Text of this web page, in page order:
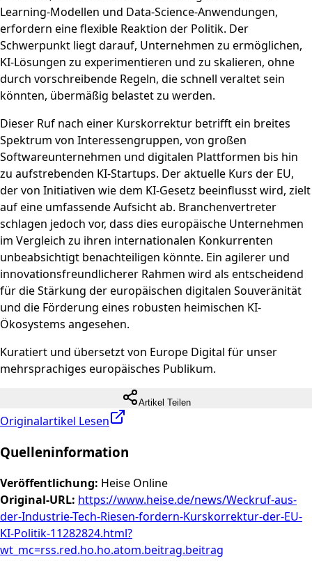
Learning-Modellen und Data-Science-Anwendungen,
erfordern eine flexible Reaktion der Politik. Der
Schwerpunkt liegt darauf, Unternehmen zu ermöglichen,
KI-Lösungen zu experimentieren und zu skalieren, ohne
durch vorschreibende Regeln, die schnell veraltet sein
könnten, übermäßig belastet zu werden.
Dieser Ruf nach einer Kurskorrektur betrifft ein breites
Spektrum von Interessengruppen, von großen
Softwareunternehmen und digitalen Plattformen bis hin
zu aufstrebenden KI-Startups. Der aktuelle Kurs der EU,
der von Initiativen wie dem KI-Gesetz beeinflusst wird, zielt
auf eine umfassende Aufsicht ab. Branchenvertreter
schlagen jedoch vor, dass dies europäische Unternehmen
im Vergleich zu ihren internationalen Konkurrenten
unbeabsichtigt benachteiligen könnte. Ein agilerer und
innovationsfreundlicherer Rahmen wird als entscheidend
für die Stärkung der europäischen digitalen Souveränität
und die Förderung eines robusten heimischen KI-
Ökosystems angesehen.
Kuratiert und übersetzt von Europe Digital für unser
mehrsprachiges europäisches Publikum.
Artikel Teilen
Originalartikel Lesen
Quelleninformation
Veröffentlichung: Heise Online
Original-URL: https://www.heise.de/news/Weckruf-aus-
der-Industrie-Tech-Riesen-fordern-Kurskorrektur-der-EU-
KI-Politik-11282824.html?
wt_mc=rss.red.ho.ho.atom.beitrag.beitrag